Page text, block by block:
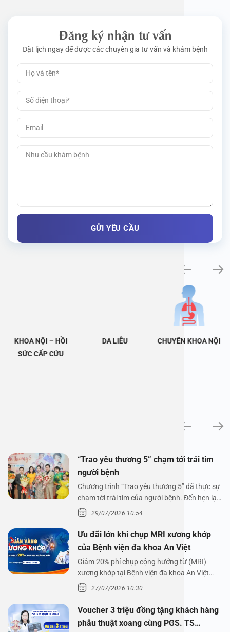
Đăng ký nhận tư vấn
Đặt lịch ngay để được các chuyên gia tư vấn và khám bệnh
KHOA NỘI – HỒI
SỨC CẤP CỨU
DA LIỄU CHUYÊN KHOA NỘI
“Trao yêu thương 5” chạm tới trái tim
người bệnh
Chương trình “Trao yêu thương 5” đã thực sự
chạm tới trái tim của người bệnh. Đến hẹn lại
lên,…29/07/2026 10:54
Ưu đãi lớn khi chụp MRI xương khớp
của Bệnh viện đa khoa An Việt
Giảm 20% phí chụp cộng hưởng từ (MRI)
xương khớp tại Bệnh viện đa khoa An Việt
Bệnh viện đa…
27/07/2026 10:30
Voucher 3 triệu đồng tặng khách hàng
phẫu thuật xoang cùng PGS. TS